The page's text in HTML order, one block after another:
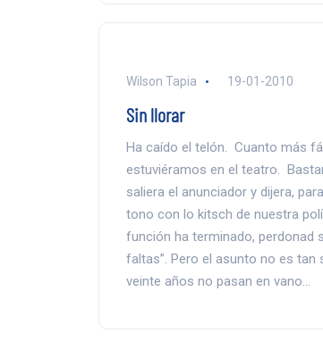
Wilson Tapia 19-01-2010
Sin llorar
Ha caído el telón. Cuanto más
estuviéramos en el teatro.
saliera el anunciador y dijera,
tono con lo kitsch de nuestra
función ha terminado, perdonad
faltas”. Pero el asunto no es tan
veinte años no pasan en vano…